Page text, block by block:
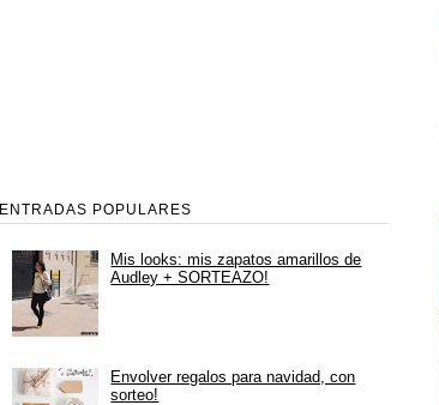
ENTRADAS POPULARES
Mis looks: mis zapatos amarillos de
Audley + SORTEAZO!
Envolver regalos para navidad, con
sorteo!